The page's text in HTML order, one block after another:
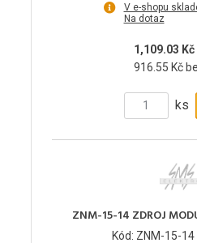
V e-shopu
Na dotaz
1,109.03 Kč
916.55 Kč
ks
ZNM-15-14 ZDROJ
Kód: ZNM-15-14